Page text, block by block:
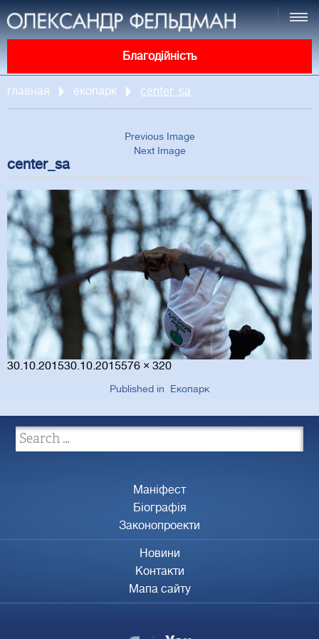
Благодійність
главная екопарк center_sa
Previous Image
Next Image
center_sa
Posted
30.10.201530.10.2015Full
576 × 320
Published in Екопарк
Маніфест
Біографія
Законопроекти
Новини
Контакти
Мапа сайту